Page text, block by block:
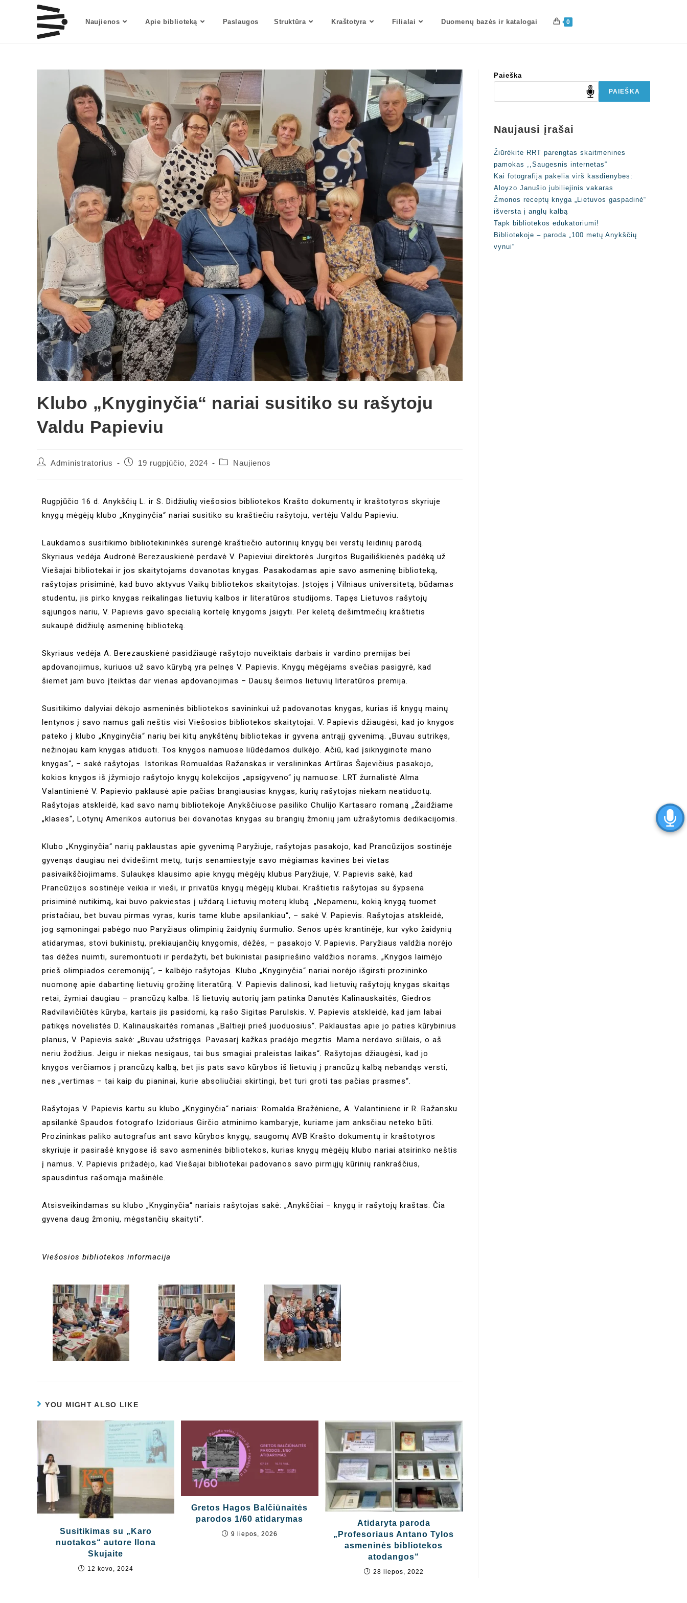
Naujienos Apie biblioteką Paslaugos Struktūra Kraštotyra Filialai Duomenų bazės ir katalogai 0
Klubo „Knyginyčia“ nariai susitiko su rašytoju
Valdu Papieviu
Administratorius 19 rugpjūčio, 2024 Naujienos
Rugpjūčio 16 d. Anykščių L. ir S. Didžiulių viešosios bibliotekos Krašto dokumentų ir kraštotyros skyriuje
knygų mėgėjų klubo „Knyginyčia“ nariai susitiko su kraštiečiu rašytoju, vertėju Valdu Papieviu.
Laukdamos susitikimo bibliotekininkės surengė kraštiečio autorinių knygų bei verstų leidinių parodą.
Skyriaus vedėja Audronė Berezauskienė perdavė V. Papieviui direktorės Jurgitos Bugailiškienės padėką už
Viešajai bibliotekai ir jos skaitytojams dovanotas knygas. Pasakodamas apie savo asmeninę biblioteką,
rašytojas prisiminė, kad buvo aktyvus Vaikų bibliotekos skaitytojas. Įstojęs į Vilniaus universitetą, būdamas
studentu, jis pirko knygas reikalingas lietuvių kalbos ir literatūros studijoms. Tapęs Lietuvos rašytojų
sąjungos nariu, V. Papievis gavo specialią kortelę knygoms įsigyti. Per keletą dešimtmečių kraštietis
sukaupė didžiulę asmeninę biblioteką.
Skyriaus vedėja A. Berezauskienė pasidžiaugė rašytojo nuveiktais darbais ir vardino premijas bei
apdovanojimus, kuriuos už savo kūrybą yra pelnęs V. Papievis. Knygų mėgėjams svečias pasigyrė, kad
šiemet jam buvo įteiktas dar vienas apdovanojimas – Dausų šeimos lietuvių literatūros premija.
Susitikimo dalyviai dėkojo asmeninės bibliotekos savininkui už padovanotas knygas, kurias iš knygų mainų
lentynos į savo namus gali neštis visi Viešosios bibliotekos skaitytojai. V. Papievis džiaugėsi, kad jo knygos
pateko į klubo „Knyginyčia“ narių bei kitų anykštėnų bibliotekas ir gyvena antrąjį gyvenimą. „Buvau sutrikęs,
nežinojau kam knygas atiduoti. Tos knygos namuose liūdėdamos dulkėjo. Ačiū, kad įsiknyginote mano
knygas“, – sakė rašytojas. Istorikas Romualdas Ražanskas ir verslininkas Artūras Šajevičius pasakojo,
kokios knygos iš įžymiojo rašytojo knygų kolekcijos „apsigyveno“ jų namuose. LRT žurnalistė Alma
Valantinienė V. Papievio paklausė apie pačias brangiausias knygas, kurių rašytojas niekam neatiduotų.
Rašytojas atskleidė, kad savo namų bibliotekoje Anykščiuose pasiliko Chulijo Kartasaro romaną „Žaidžiame
„klases“, Lotynų Amerikos autorius bei dovanotas knygas su brangių žmonių jam užrašytomis dedikacijomis.
Klubo „Knyginyčia“ narių paklaustas apie gyvenimą Paryžiuje, rašytojas pasakojo, kad Prancūzijos sostinėje
gyvenąs daugiau nei dvidešimt metų, turįs senamiestyje savo mėgiamas kavines bei vietas
pasivaikščiojimams. Sulaukęs klausimo apie knygų mėgėjų klubus Paryžiuje, V. Papievis sakė, kad
Prancūzijos sostinėje veikia ir vieši, ir privatūs knygų mėgėjų klubai. Kraštietis rašytojas su šypsena
prisiminė nutikimą, kai buvo pakviestas į uždarą Lietuvių moterų klubą. „Nepamenu, kokią knygą tuomet
pristačiau, bet buvau pirmas vyras, kuris tame klube apsilankiau“, – sakė V. Papievis. Rašytojas atskleidė,
jog sąmoningai pabėgo nuo Paryžiaus olimpinių žaidynių šurmulio. Senos upės krantinėje, kur vyko žaidynių
atidarymas, stovi bukinistų, prekiaujančių knygomis, dėžės, – pasakojo V. Papievis. Paryžiaus valdžia norėjo
tas dėžes nuimti, suremontuoti ir perdažyti, bet bukinistai pasipriešino valdžios norams. „Knygos laimėjo
prieš olimpiados ceremoniją“, – kalbėjo rašytojas. Klubo „Knyginyčia“ nariai norėjo išgirsti prozininko
nuomonę apie dabartinę lietuvių grožinę literatūrą. V. Papievis dalinosi, kad lietuvių rašytojų knygas skaitąs
retai, žymiai daugiau – prancūzų kalba. Iš lietuvių autorių jam patinka Danutės Kalinauskaitės, Giedros
Radvilavičiūtės kūryba, kartais jis pasidomi, ką rašo Sigitas Parulskis. V. Papievis atskleidė, kad jam labai
patikęs novelistės D. Kalinauskaitės romanas „Baltieji prieš juoduosius“. Paklaustas apie jo paties kūrybinius
planus, V. Papievis sakė: „Buvau užstrigęs. Pavasarį kažkas pradėjo megztis. Mama nerdavo siūlais, o aš
neriu žodžius. Jeigu ir niekas nesigaus, tai bus smagiai praleistas laikas“. Rašytojas džiaugėsi, kad jo
knygos verčiamos į prancūzų kalbą, bet jis pats savo kūrybos iš lietuvių į prancūzų kalbą nebandąs versti,
nes „vertimas – tai kaip du pianinai, kurie absoliučiai skirtingi, bet turi groti tas pačias prasmes“.
Rašytojas V. Papievis kartu su klubo „Knyginyčia“ nariais: Romalda Bražėniene, A. Valantiniene ir R. Ražansku
apsilankė Spaudos fotografo Izidoriaus Girčio atminimo kambaryje, kuriame jam anksčiau neteko būti.
Prozininkas paliko autografus ant savo kūrybos knygų, saugomų AVB Krašto dokumentų ir kraštotyros
skyriuje ir pasirašė knygose iš savo asmeninės bibliotekos, kurias knygų mėgėjų klubo nariai atsirinko neštis
į namus. V. Papievis prižadėjo, kad Viešajai bibliotekai padovanos savo pirmųjų kūrinių rankraščius,
spausdintus rašomąja mašinėle.
Atsisveikindamas su klubo „Knyginyčia“ nariais rašytojas sakė: „Anykščiai – knygų ir rašytojų kraštas. Čia
gyvena daug žmonių, mėgstančių skaityti“.
Viešosios bibliotekos informacija
YOU MIGHT ALSO LIKE
Susitikimas su „Karo
nuotakos“ autore Ilona
Skujaite
12 kovo, 2024
Gretos Hagos Balčiūnaitės
parodos 1/60 atidarymas
9 liepos, 2026
Atidaryta paroda
„Profesoriaus Antano Tylos
asmeninės bibliotekos
atodangos“
28 liepos, 2022
Paieška
PAIEŠKA
Naujausi įrašai
Žiūrėkite RRT parengtas skaitmenines
pamokas ,,Saugesnis internetas“
Kai fotografija pakelia virš kasdienybės:
Aloyzo Janušio jubiliejinis vakaras
Žmonos receptų knyga „Lietuvos gaspadinė“
išversta į anglų kalbą
Tapk bibliotekos edukatoriumi!
Bibliotekoje – paroda „100 metų Anykščių
vynui“